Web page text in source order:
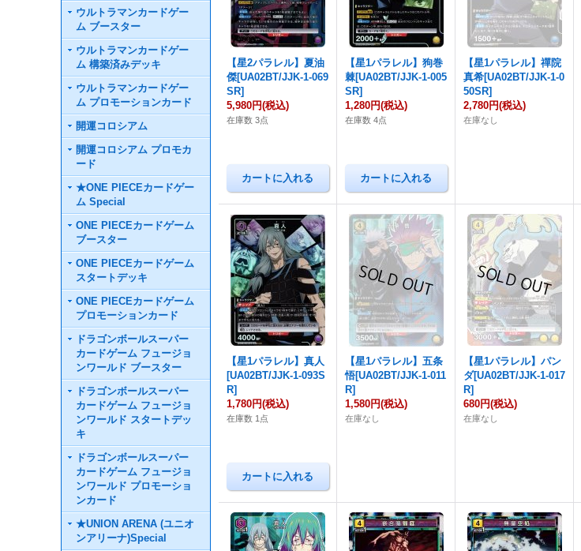
ウルトラマンカードゲー
ム ブースター
ウルトラマンカードゲー
ム 構築済みデッキ
ウルトラマンカードゲー
ム プロモーションカード
開運コロシアム
開運コロシアム プロモカ
ード
★ONE PIECEカードゲー
ム Special
ONE PIECEカードゲーム
ブースター
ONE PIECEカードゲーム
スタートデッキ
ONE PIECEカードゲーム
プロモーションカード
ドラゴンボールスーパー
カードゲーム フュージョ
ンワールド ブースター
ドラゴンボールスーパー
カードゲーム フュージョ
ンワールド スタートデッ
キ
ドラゴンボールスーパー
カードゲーム フュージョ
ンワールド プロモーショ
ンカード
★UNION ARENA (ユニオ
ンアリーナ)Special
【星2パラレル】夏油
傑[UA02BT/JJK-1-069
SR]
5,980円(税込)
在庫数 3点
【星1パラレル】狗巻
棘[UA02BT/JJK-1-005
SR]
1,280円(税込)
在庫数 4点
【星1パラレル】禪院
真希[UA02BT/JJK-1-0
50SR]
2,780円(税込)
在庫なし
【星1パラレル】真人
[UA02BT/JJK-1-093S
R]
1,780円(税込)
在庫数 1点
【星1パラレル】五条
悟[UA02BT/JJK-1-011
R]
1,580円(税込)
在庫なし
【星1パラレル】パン
ダ[UA02BT/JJK-1-017
R]
680円(税込)
在庫なし